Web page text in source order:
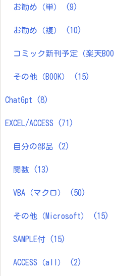
お勧め（単） (9)
お勧め（複） (10)
コミック新刊予定（楽天
その他（BOOK） (15)
ChatGpt (8)
EXCEL/ACCESS (71)
自分の部品 (2)
関数 (13)
VBA（マクロ） (50)
その他（Microsoft） (15)
SAMPLE付 (15)
ACCESS（all） (2)